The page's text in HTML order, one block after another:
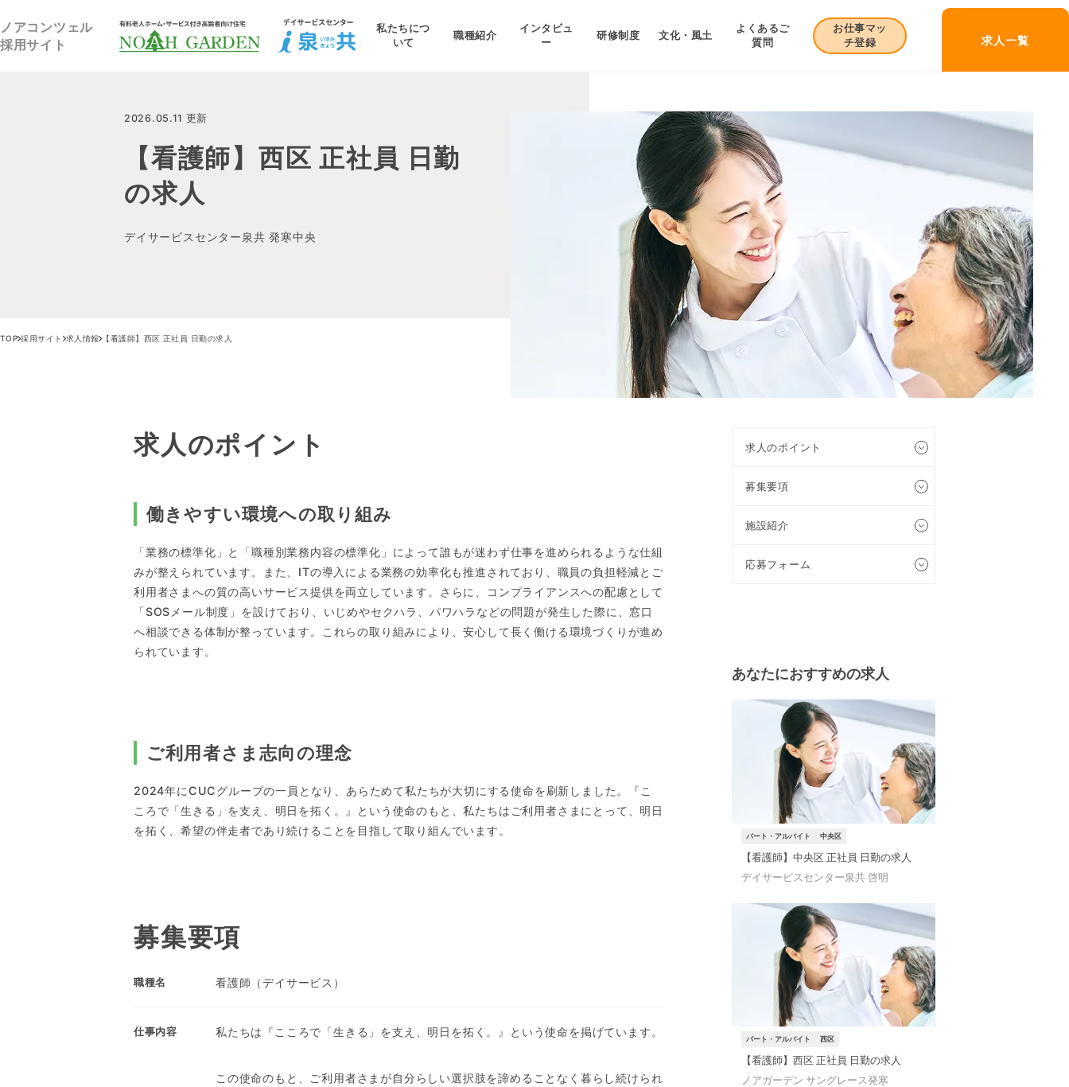
ノアコンツェル
採用サイト
福祉住宅NOAH GARDEN
私たちにつ
いて
職種紹介
インタビュ
ー
研修制度 文化・風土
よくあるご
質問
お仕事マッ
チ登録
求人一覧
2026.05.11 更新
【看護師】西区 正社員 日勤
の求人
デイサービスセンター泉共 発寒中央
TOP 採用サイト 求人情報 【看護師】西区 正社員 日勤の求人
求人のポイント
働きやすい環境への取り組み
「業務の標準化」と「職種別業務内容の標準化」によって誰もが迷わず仕事を進められるような仕組
みが整えられています。また、ITの導入による業務の効率化も推進されており、職員の負担軽減とご
利用者さまへの質の高いサービス提供を両立しています。さらに、コンプライアンスへの配慮として
「SOSメール制度」を設けており、いじめやセクハラ、パワハラなどの問題が発生した際に、窓口
へ相談できる体制が整っています。これらの取り組みにより、安心して長く働ける環境づくりが進め
られています。
ご利用者さま志向の理念
2024年にCUCグループの一員となり、あらためて私たちが大切にする使命を刷新しました。『こ
ころで「生きる」を支え、明日を拓く。』という使命のもと、私たちはご利用者さまにとって、明日
を拓く、希望の伴走者であり続けることを目指して取り組んでいます。
募集要項
職種名 看護師（デイサービス）
仕事内容 私たちは『こころで「生きる」を支え、明日を拓く。』という使命を掲げています。
この使命のもと、ご利用者さまが自分らしい選択肢を諦めることなく暮らし続けられ
求人のポイント
募集要項
施設紹介
応募フォーム
あなたにおすすめの求人
パート・アルバイト 中央区
【看護師】中央区 正社員 日勤の求人
デイサービスセンター泉共 啓明
パート・アルバイト 西区
【看護師】西区 正社員 日勤の求人
ノアガーデン サングレース発寒